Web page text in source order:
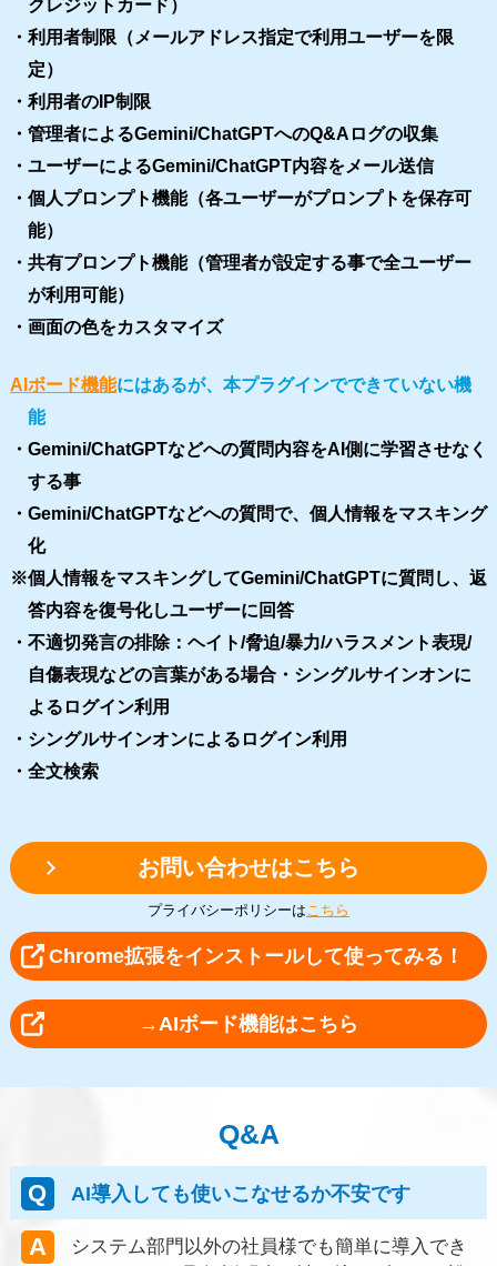
クレジットカード）
・利用者制限（メールアドレス指定で利用ユーザーを限
定）
・利用者のIP制限
・管理者によるGemini/ChatGPTへのQ&Aログの収集
・ユーザーによるGemini/ChatGPT内容をメール送信
・個人プロンプト機能（各ユーザーがプロンプトを保存可
能）
・共有プロンプト機能（管理者が設定する事で全ユーザー
が利用可能）
・画面の色をカスタマイズ
AIボード機能にはあるが、本プラグインでできていない機
能
・Gemini/ChatGPTなどへの質問内容をAI側に学習させなく
する事
・Gemini/ChatGPTなどへの質問で、個人情報をマスキング
化
※個人情報をマスキングしてGemini/ChatGPTに質問し、返
答内容を復号化しユーザーに回答
・不適切発言の排除：ヘイト/脅迫/暴力/ハラスメント表現/
自傷表現などの言葉がある場合・シングルサインオンに
よるログイン利用
・シングルサインオンによるログイン利用
・全文検索
お問い合わせはこちら
プライバシーポリシーはこちら
Chrome拡張をインストールして使ってみる！
→AIボード機能はこちら
Q&A
AI導入しても使いこなせるか不安です
システム部門以外の社員様でも簡単に導入でき